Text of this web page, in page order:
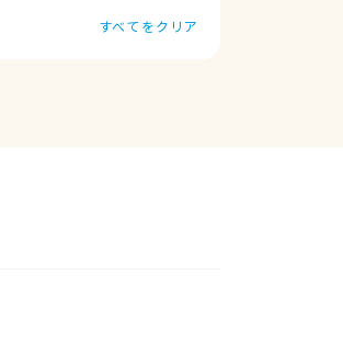
すべてをクリア